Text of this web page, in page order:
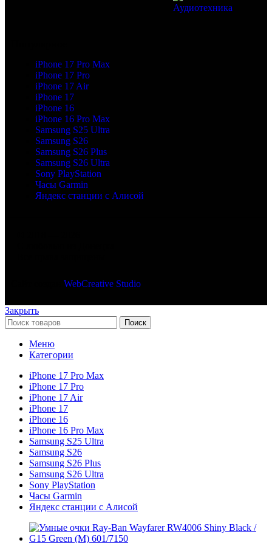
Аудиотехника
iPhone 17 Pro Max
iPhone 17 Pro
iPhone 17 Air
iPhone 17
iPhone 16
iPhone 16 Pro Max
Samsung S25 Ultra
Samsung S26
Samsung S26 Plus
Samsung S26 Ultra
Sony PlayStation
Часы Garmin
Яндекс станции с Алисой
WebCreative Studio
Закрыть
Поиск
Меню
Категории
iPhone 17 Pro Max
iPhone 17 Pro
iPhone 17 Air
iPhone 17
iPhone 16
iPhone 16 Pro Max
Samsung S25 Ultra
Samsung S26
Samsung S26 Plus
Samsung S26 Ultra
Sony PlayStation
Часы Garmin
Яндекс станции с Алисой